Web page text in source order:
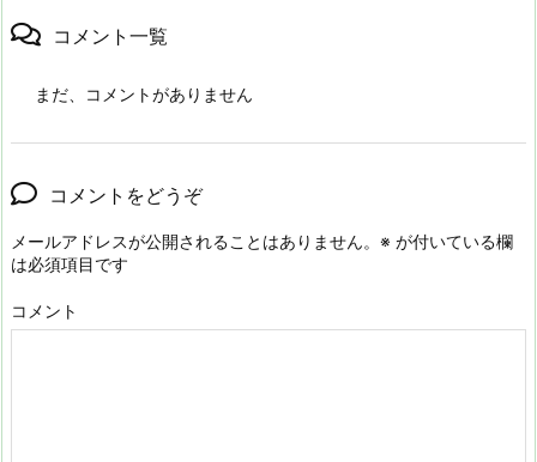
コメント一覧
まだ、コメントがありません
コメントをどうぞ
メールアドレスが公開されることはありません。 ※ が付いている欄
は必須項目です
コメント